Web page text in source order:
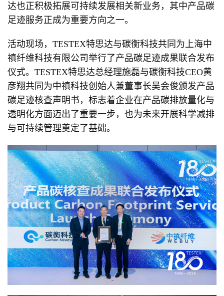
达也正积极拓展可持续发展相关新业务，其中产品碳
足迹服务正成为重要方向之一。
活动现场，TESTEX特思达与碳衡科技共同为上海中
禛纤维科技有限公司举行了产品碳足迹成果联合发布
仪式。TESTEX特思达总经理施磊与碳衡科技CEO黄
彦翔共同为中禛科技创始人兼董事长吴会俊颁发产品
碳足迹核查声明书，标志着企业在产品碳排放量化与
透明化方面迈出了重要一步，也为未来开展科学减排
与可持续管理奠定了基础。